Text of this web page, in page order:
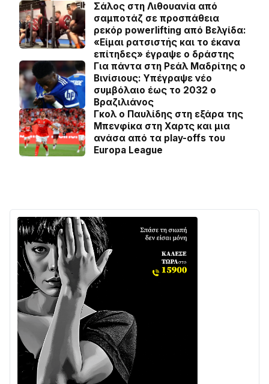
Σάλος στη Λιθουανία από
σαμποτάζ σε προσπάθεια
ρεκόρ powerlifting από Βελγίδα:
«Είμαι ρατσιστής και το έκανα
επίτηδες» έγραψε ο δράστης
Για πάντα στη Ρεάλ Μαδρίτης ο
Βινίσιους: Yπέγραψε νέο
συμβόλαιο έως το 2032 ο
Βραζιλιάνος
Γκολ ο Παυλίδης στη εξάρα της
Μπενφίκα στη Χαρτς και μια
ανάσα από τα play-offs του
Europa League